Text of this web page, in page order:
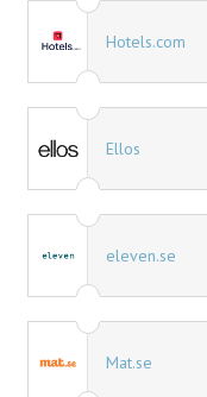
Hotels.com
Ellos
eleven.se
Mat.se